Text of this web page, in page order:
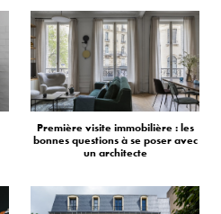
Première visite immobilière : les
bonnes questions à se poser avec
un architecte